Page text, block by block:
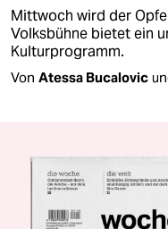
Mittwoch wird der
Volksbühne bietet ein
Kulturprogramm.
Von Atessa Bucalovic